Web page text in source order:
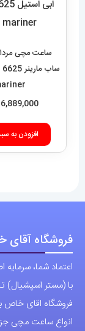
ساعت مچی
6,889,000
افزودن به
فروشگاه
اعتماد شما،
با (مستر اسپشیال)
انواع ساعت مچی